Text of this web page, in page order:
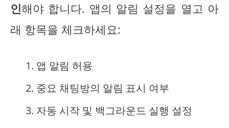
인해야 합니다. 앱의 알림 설정을 열고 아
래 항목을 체크하세요:
앱 알림 허용
중요 채팅방의 알림 표시 여부
자동 시작 및 백그라운드 실행 설정